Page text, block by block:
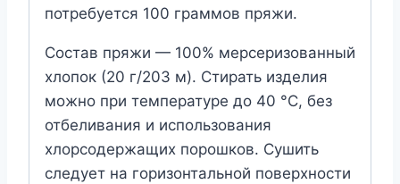
потребуется 100 граммов пряжи.
Состав пряжи — 100% мерсеризованный
хлопок (20 г/203 м). Стирать изделия
можно при температуре до 40 °C, без
отбеливания и использования
хлорсодержащих порошков. Сушить
следует на горизонтальной поверхности